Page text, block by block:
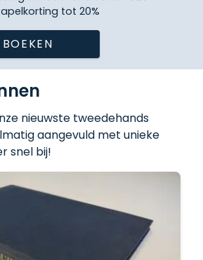
tot 20%
nieuwste tweedehands
aangevuld met unieke
snel bij!